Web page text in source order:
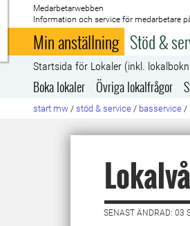
Till startsida
Medarbetarwebben
Information och service för medarbetare
Min anställning Stöd &
Startsida för Lokaler (inkl.
Boka lokaler Övriga lokalfrågor
start mw / stöd & service / basservice /
SENAST ÄNDRAD: 03